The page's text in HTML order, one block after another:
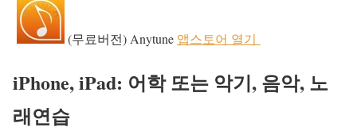
(무료버전) Anytune 앱스토어 열기
iPhone, iPad: 어학 또는 악기, 음악, 노
래연습